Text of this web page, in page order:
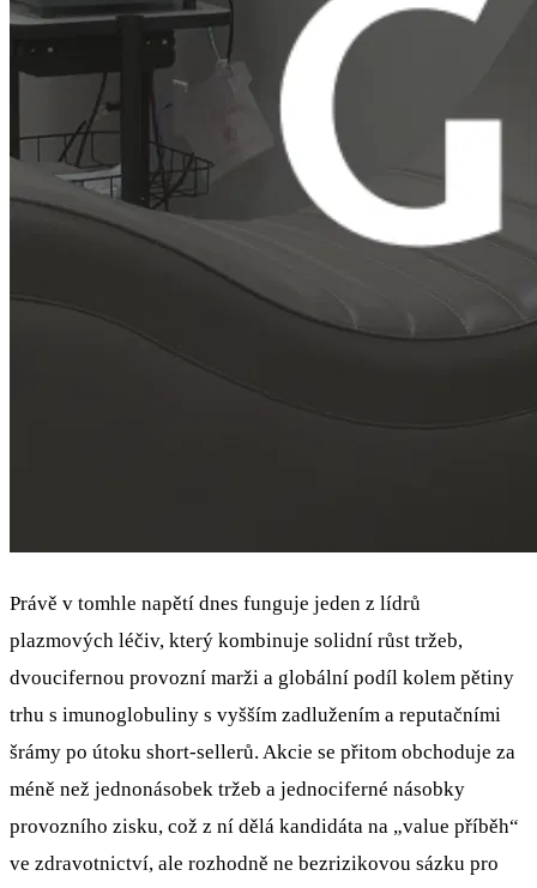
Právě v tomhle napětí dnes funguje jeden z lídrů
plazmových léčiv, který kombinuje solidní růst tržeb,
dvoucifernou provozní marži a globální podíl kolem pětiny
trhu s imunoglobuliny s vyšším zadlužením a reputačními
šrámy po útoku short‑sellerů. Akcie se přitom obchoduje za
méně než jednonásobek tržeb a jednociferné násobky
provozního zisku, což z ní dělá kandidáta na „value příběh“
ve zdravotnictví, ale rozhodně ne bezrizikovou sázku pro